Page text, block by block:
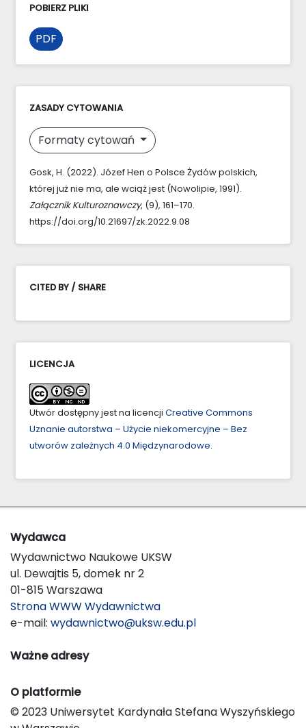
POBIERZ PLIKI
PDF
ZASADY CYTOWANIA
Formaty cytowań
Gosk, H. (2022). Józef Hen o Polsce Żydów polskich,
której już nie ma, ale wciąż jest (Nowolipie, 1991).
Załącznik Kulturoznawczy, (9), 161–170.
https://doi.org/10.21697/zk.2022.9.08
CITED BY / SHARE
LICENCJA
Utwór dostępny jest na licencji Creative Commons
Uznanie autorstwa – Użycie niekomercyjne – Bez
utworów zależnych 4.0 Międzynarodowe.
Wydawca
Wydawnictwo Naukowe UKSW
ul. Dewajtis 5, domek nr 2
01-815 Warszawa
Strona WWW Wydawnictwa
e-mail: wydawnictwo@uksw.edu.pl
Ważne adresy
O platformie
© 2023 Uniwersytet Kardynała Stefana Wyszyńskiego